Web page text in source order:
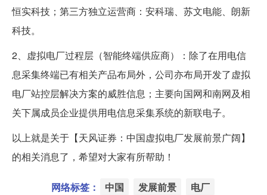
恒实科技；第三方独立运营商：安科瑞、苏文电能、朗新
科技。
2、虚拟电厂过程层（智能终端供应商）：除了在用电信
息采集终端已有相关产品布局外，公司亦布局开发了虚拟
电厂站控层解决方案的威胜信息；主要向国网和南网及相
关下属成员企业提供用电信息采集系统的新联电子。
以上就是关于【天风证券：中国虚拟电厂发展前景广阔】
的相关消息了，希望对大家有所帮助！
网络标签： 中国 发展前景 电厂